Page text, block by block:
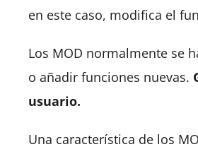
en este caso, modifica el
Los MOD normalmente se
o añadir funciones nuevas.
usuario.
Una característica de los